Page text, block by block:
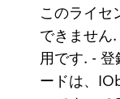
このライセ
できませ
用です. -
ードは、